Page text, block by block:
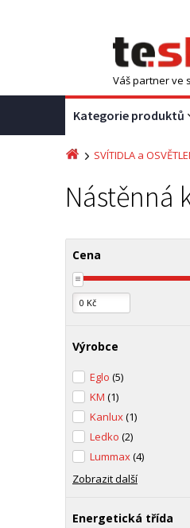
Váš partner ve
Kategorie produktů
SVÍTIDLA a
Nástěnná
Cena
Výrobce
Eglo (5)
KM (1)
Kanlux(1)
Ledko (2)
Lummax(4)
Zobrazit další
Energetická třída